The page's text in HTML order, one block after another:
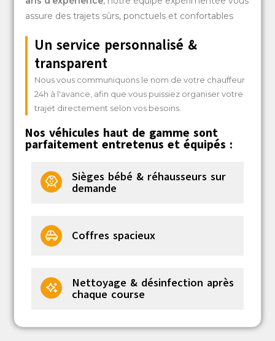
assure des trajets sûrs, ponctuels et confortables
Un service personnalisé &
transparent
Nous vous communiquons le nom de votre chauffeur
24h à l'avance, afin que vous puissiez organiser votre
trajet directement selon vos besoins.
Nos véhicules haut de gamme sont
parfaitement entretenus et équipés :
Sièges bébé & réhausseurs sur
demande
Coffres spacieux
Nettoyage & désinfection après
chaque course